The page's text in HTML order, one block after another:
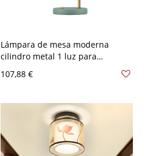
Lámpara de mesa moderna
cilindro metal 1 luz para
107,88 €